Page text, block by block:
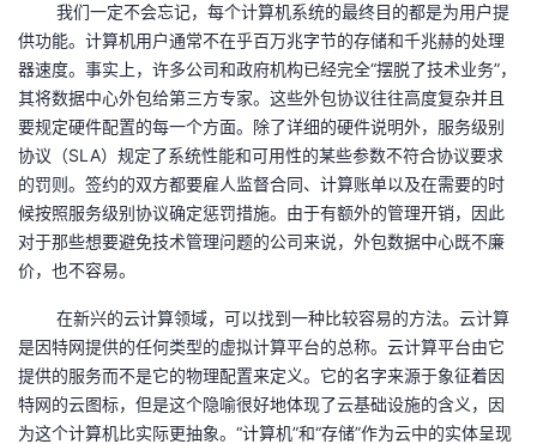
发
者
我
的
客
我
论
坛
的
圈
我
的
我
我们一定不会忘记，每个计算机系统的最终目的都是为用户提
供功能。计算机用户通常不在乎百万兆字节的存储和千兆赫的处理
器速度。事实上，许多公司和政府机构已经完全“摆脱了技术业务”，
其将数据中心外包给第三方专家。这些外包协议往往高度复杂并且
要规定硬件配置的每一个方面。除了详细的硬件说明外，服务级别
协议（SLA）规定了系统性能和可用性的某些参数不符合协议要求
的罚则。签约的双方都要雇人监督合同、计算账单以及在需要的时
候按照服务级别协议确定惩罚措施。由于有额外的管理开销，因此
对于那些想要避免技术管理问题的公司来说，外包数据中心既不廉
价，也不容易。
在新兴的云计算领域，可以找到一种比较容易的方法。云计算
是因特网提供的任何类型的虚拟计算平台的总称。云计算平台由它
提供的服务而不是它的物理配置来定义。它的名字来源于象征着因
特网的云图标，但是这个隐喻很好地体现了云基础设施的含义，因
为这个计算机比实际更抽象。“计算机”和“存储”作为云中的实体呈现